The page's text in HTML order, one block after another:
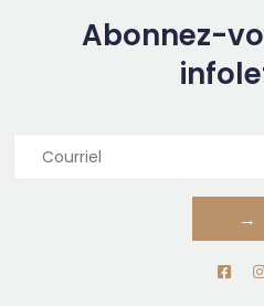
Abonnez-
→